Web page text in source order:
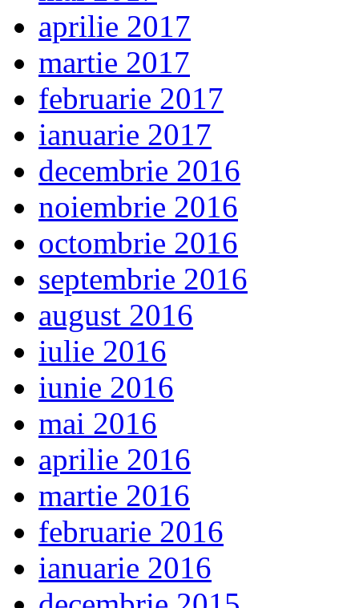
aprilie 2017
martie 2017
februarie 2017
ianuarie 2017
decembrie 2016
noiembrie 2016
octombrie 2016
septembrie 2016
august 2016
iulie 2016
iunie 2016
mai 2016
aprilie 2016
martie 2016
februarie 2016
ianuarie 2016